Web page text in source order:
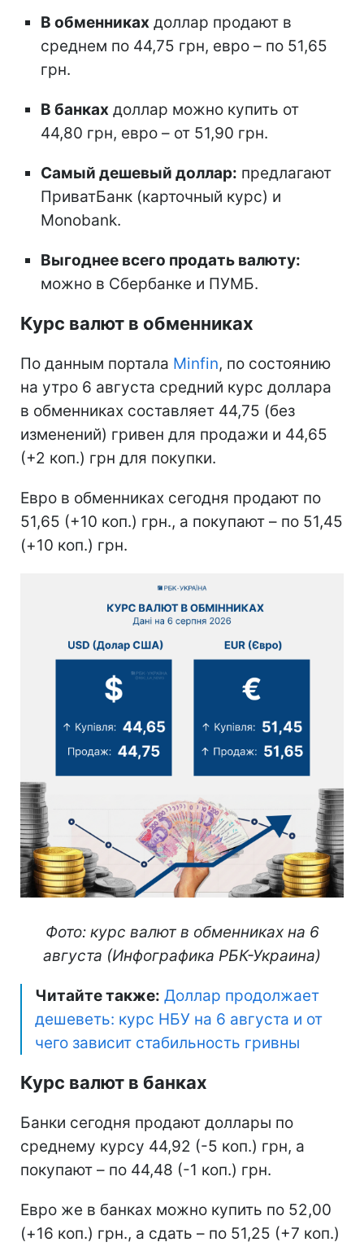
В обменниках доллар продают в
среднем по 44,75 грн, евро – по 51,65
грн.
В банках доллар можно купить от
44,80 грн, евро – от 51,90 грн.
Самый дешевый доллар: предлагают
ПриватБанк (карточный курс) и
Monobank.
Выгоднее всего продать валюту:
можно в Сбербанке и ПУМБ.
Курс валют в обменниках
По данным портала Minfin, по состоянию
на утро 6 августа средний курс доллара
в обменниках составляет 44,75 (без
изменений) гривен для продажи и 44,65
(+2 коп.) грн для покупки.
Евро в обменниках сегодня продают по
51,65 (+10 коп.) грн., а покупают – по 51,45
(+10 коп.) грн.
Фото: курс валют в обменниках на 6
августа (Инфографика РБК-Украина)
Читайте также: Доллар продолжает
дешеветь: курс НБУ на 6 августа и от
чего зависит стабильность гривны
Курс валют в банках
Банки сегодня продают доллары по
среднему курсу 44,92 (-5 коп.) грн, а
покупают – по 44,48 (-1 коп.) грн.
Евро же в банках можно купить по 52,00
(+16 коп.) грн., а сдать – по 51,25 (+7 коп.)